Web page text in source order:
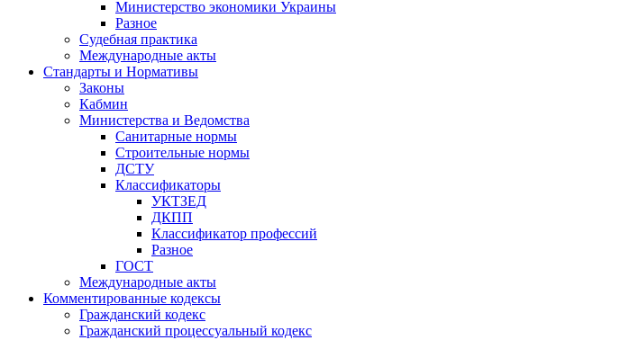
Министерство экономики Украины
Разное
Судебная практика
Международные акты
Стандарты и Нормативы
Законы
Кабмин
Министерства и Ведомства
Санитарные нормы
Строительные нормы
ДСТУ
Классификаторы
УКТЗЕД
ДКПП
Классификатор профессий
Разное
ГОСТ
Международные акты
Комментированные кодексы
Гражданский кодекс
Гражданский процессуальный кодекс